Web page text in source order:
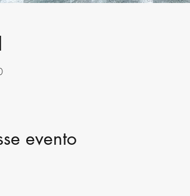
evento